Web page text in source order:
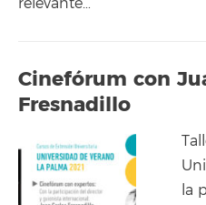
Cinefórum con
Fresnadillo
la